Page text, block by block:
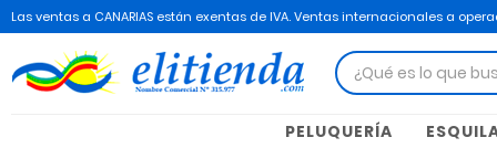
Las ventas a CANARIAS están exentas de IVA. Ventas internacionales a
PELUQUERÍA